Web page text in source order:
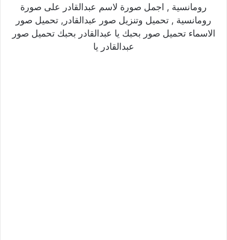
رومانسية , اجمل صورة لاسم عبدالقادر على صورة
رومانسية , تحميل وتنزيل صور عبدالقادر, تحميل صور
الاسماء تحميل صور بحبك يا عبدالقادر بحبك تحميل صور
عبدالقادر يا